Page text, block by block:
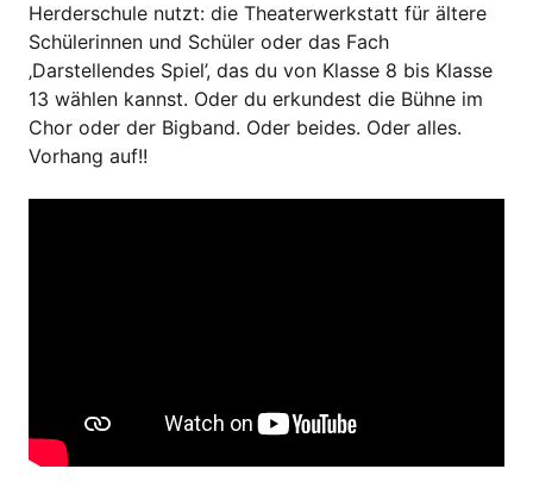
Herderschule nutzt: die Theaterwerkstatt für ältere
Schülerinnen und Schüler oder das Fach
‚Darstellendes Spiel’, das du von Klasse 8 bis Klasse
13 wählen kannst. Oder du erkundest die Bühne im
Chor oder der Bigband. Oder beides. Oder alles.
Vorhang auf!!